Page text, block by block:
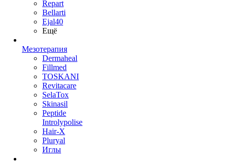
Repart
Bellarti
Ejal40
Ещё
Мезотерапия
Dermaheal
Fillmed
TOSKANI
Revitacare
SelaTox
Skinasil
Peptide
Introlypolise
Hair-X
Pluryal
Иглы